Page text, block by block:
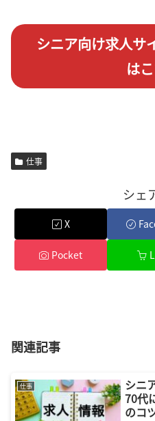
シニア向け求人サ
は
仕事
シェ
X
Pocket
関連記事
仕事
シニ
70代
のコ